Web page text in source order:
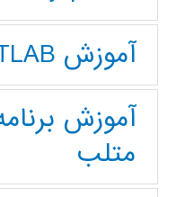
آموزش MATLAB
آموزش
متلب